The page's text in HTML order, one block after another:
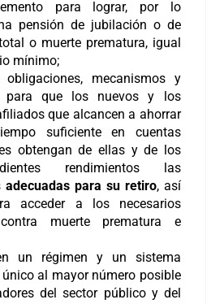
para lograr, por lo
pensión de jubilación o de
o muerte prematura, igual
mínimo;
obligaciones, mecanismos y
para que los nuevos y los
que alcancen a ahorrar
suficiente en cuentas
obtengan de ellas y de los
rendimientos las
adecuadas para su retiro, así
acceder a los necesarios
muerte prematura e
un régimen y un sistema
al mayor número posible
del sector público y del